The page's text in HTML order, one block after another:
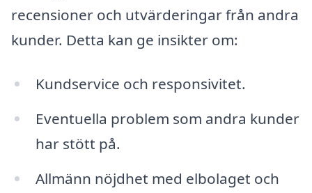
recensioner och utvärderingar från andra
kunder. Detta kan ge insikter om:
Kundservice och responsivitet.
Eventuella problem som andra kunder
har stött på.
Allmänn nöjdhet med elbolaget och